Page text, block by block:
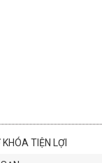
TIỆN LỢI